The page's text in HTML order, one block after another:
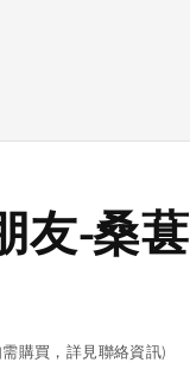
友-桑葚
購買，詳見聯絡資訊)